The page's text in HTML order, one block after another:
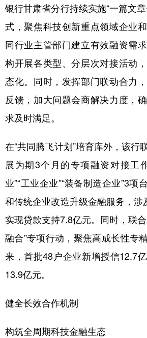
银行甘肃省分行持续实施“一篇文
式，聚焦科技创新重点领域企业
同行业主管部门建立有效融资需
构开展各类型、分层次对接活动
态化。同时，发挥部门联动合力
反馈，加大问题会商解决力度，
求及时满足。
在“共同腾飞计划”培育库外，该行
展为期3个月的专项融资对接工
业”“工业企业”“装备制造企业”3项
和传统企业改造升级金融服务，涉
实现贷款支持7.8亿元。同时，联
融合”专项行动，聚焦高成长性专
来，首批48户企业新增授信12.7
13.9亿元。
健全长效合作机制
构筑全周期科技金融生态